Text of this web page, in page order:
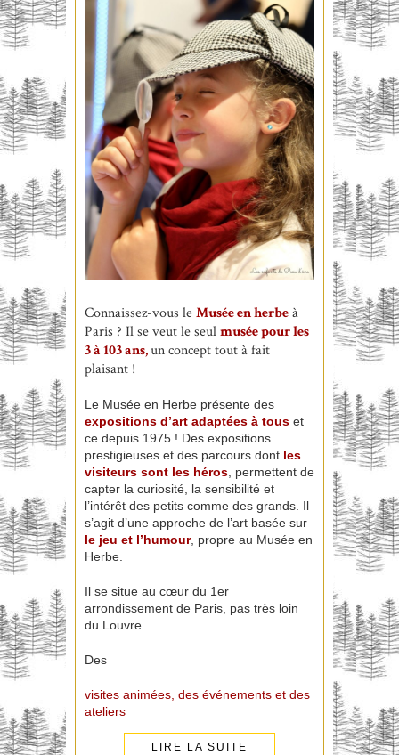
Connaissez-vous leMusée en herbeà
Paris ? Il se veut le seulmusée pour les
3 à 103 ans,un concept tout à fait
plaisant !
Le Musée en Herbe présente des
expositions d’art adaptées à tous et
ce depuis 1975 ! Des expositions
prestigieuses et des parcours dont les
visiteurs sont les héros , permettent de
capter la curiosité, la sensibilité et
l’intérêt des petits comme des grands. Il
s’agit d’une approche de l’art basée sur
le jeu et l’humour, propre au Musée en
Herbe.
Il se situe au cœur du 1er
arrondissement de Paris, pas très loin
du Louvre.
Des
visites animées, des événements et des
ateliers
LIRE LA SUITE